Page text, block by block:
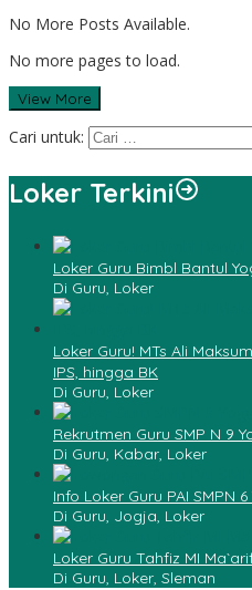
No More Posts Available.
No more pages to load.
View More
Cari untuk:
Loker Terkini
Loker Guru Bimbl Bantul
Di Guru, Loker
Loker Guru! MTs Ali
IPS, hingga BK
Di Guru, Loker
Rekrutmen Guru SMP N 9
Di Guru, Kabar, Loker
Info Loker Guru PAI SMPN
Di Guru, Jogja, Loker
Loker Guru Tahfiz MI
Di Guru, Loker, Sleman